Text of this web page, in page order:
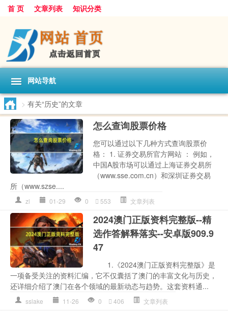
首 页 文章列表 知识分类
网站导航
> 有关“历史”的文章
怎么查询股票价格
您可以通过以下几种方式查询股票价
格： 1. 证券交易所官方网站 ： 例如，
中国A股市场可以通过上海证券交易所
（www.sse.com.cn）和深圳证券交易
所（www.szse....
zl 01-29 0 553 文章列表
2024澳门正版资料完整版--精
选作答解释落实--安卓版909.9
47
1.《2024澳门正版资料完整版》是
一项备受关注的资料汇编，它不仅囊括了澳门的丰富文化与历史，
还详细介绍了澳门在各个领域的最新动态与趋势。这套资料通...
sslake 11-26 0 406 文章列表